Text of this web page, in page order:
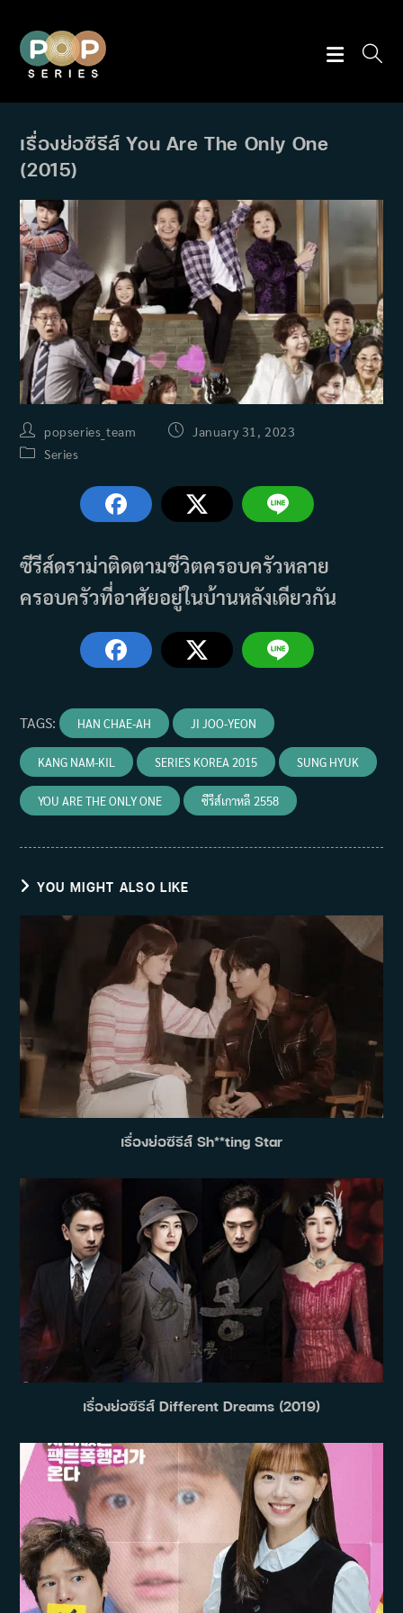
content
เรื่องย่อซีรีส์ You Are The Only One
(2015)
Post
author:
popseries_team
Post January 31, 2023
PostSeries
ซีรีส์ดราม่าติดตามชีวิตครอบครัวหลาย
ครอบครัวที่อาศัยอยู่ในบ้านหลังเดียวกัน
TAGS: HAN CHAE-AH JI JOO-YEON
KANG NAM-KIL SERIES KOREA 2015 SUNG HYUK
YOU ARE THE ONLY ONE ซีรีส์เกาหลี 2558
YOU MIGHT ALSO LIKE
เรื่องย่อซีรีส์ Sh**ting Star
เรื่องย่อซีรีส์ Different Dreams (2019)